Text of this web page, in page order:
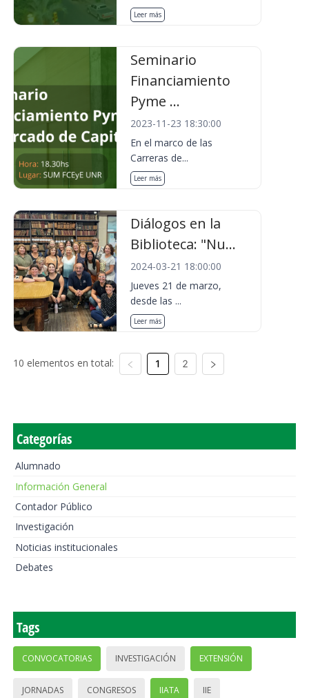
Leer más
Seminario
Financiamiento
Pyme ...
2023-11-23 18:30:00
En el marco de las
Carreras de...
Leer más
Diálogos en la
Biblioteca: "Nu...
2024-03-21 18:00:00
Jueves 21 de marzo,
desde las ...
Leer más
10 elementos en total: 1 2
Categorías
Alumnado
Información General
Contador Público
Investigación
Noticias institucionales
Debates
Tags
CONVOCATORIAS INVESTIGACIÓN EXTENSIÓN
JORNADAS CONGRESOS IIATA IIE